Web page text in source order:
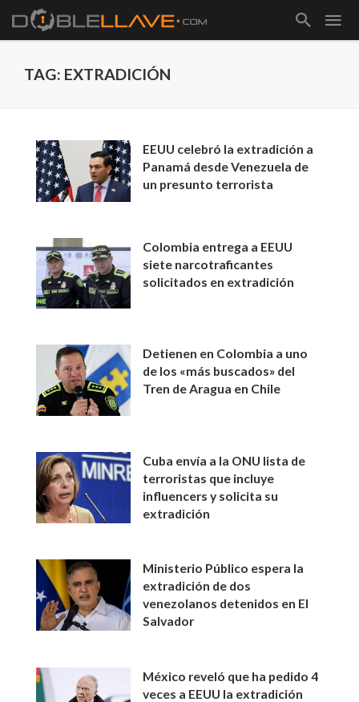
TAG: EXTRADICIÓN
EEUU celebró la extradición a
Panamá desde Venezuela de
un presunto terrorista
Colombia entrega a EEUU
siete narcotraficantes
solicitados en extradición
Detienen en Colombia a uno
de los «más buscados» del
Tren de Aragua en Chile
Cuba envía a la ONU lista de
terroristas que incluye
influencers y solicita su
extradición
Ministerio Público espera la
extradición de dos
venezolanos detenidos en El
Salvador
México reveló que ha pedido 4
veces a EEUU la extradición